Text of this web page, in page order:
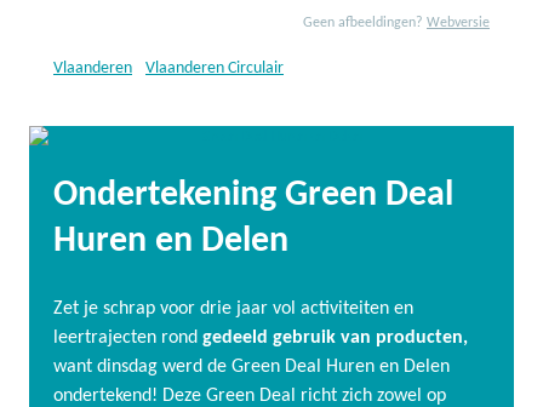
Geen afbeeldingen? Webversie
Vlaanderen Vlaanderen Circulair
Ondertekening Green Deal
Huren en Delen
Zet je schrap voor drie jaar vol activiteiten en
leertrajecten rond gedeeld gebruik van producten,
want dinsdag werd de Green Deal Huren en Delen
ondertekend! Deze Green Deal richt zich zowel op